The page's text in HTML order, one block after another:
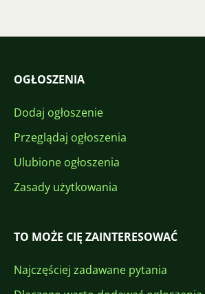
OGŁOSZENIA
Dodaj ogłoszenie
Przeglądaj ogłoszenia
Ulubione ogłoszenia
Zasady użytkowania
TO MOŻE CIĘ ZAINTERESOWAĆ
Najczęściej zadawane pytania